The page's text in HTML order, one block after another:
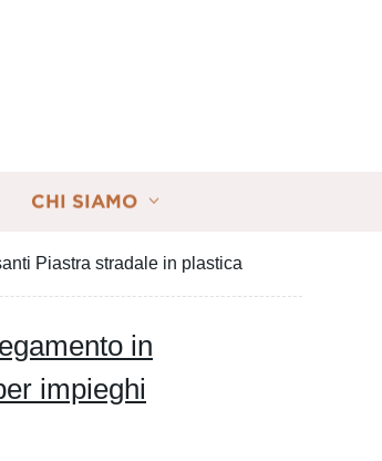
CHI SIAMO
Piastra stradale in plastica
in
impieghi